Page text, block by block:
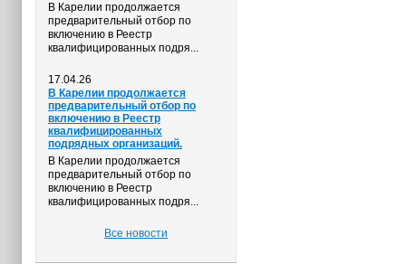
В Карелии продолжается
предварительный отбор по
включению в Реестр
квалифицированных подря...
17.04.26
В Карелии продолжается
предварительный отбор по
включению в Реестр
квалифицированных
подрядных организаций.
В Карелии продолжается
предварительный отбор по
включению в Реестр
квалифицированных подря...
Все новости